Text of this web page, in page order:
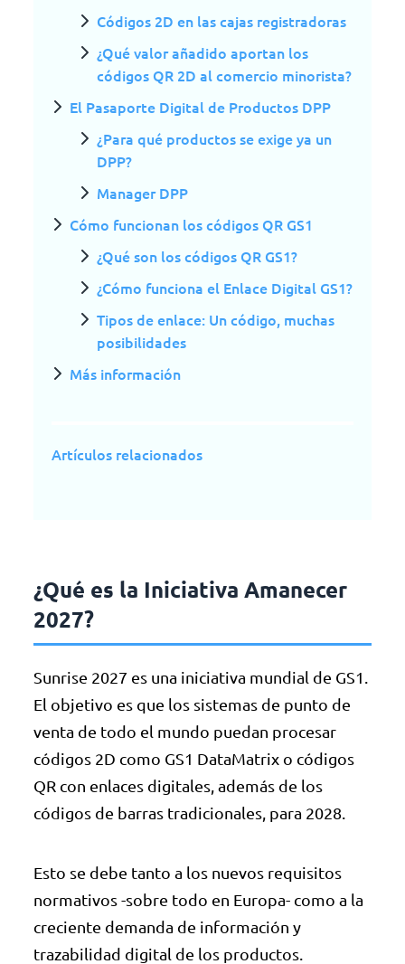
Códigos 2D en las cajas registradoras
¿Qué valor añadido aportan los
códigos QR 2D al comercio minorista?
El Pasaporte Digital de Productos DPP
¿Para qué productos se exige ya un
DPP?
Manager DPP
Cómo funcionan los códigos QR GS1
¿Qué son los códigos QR GS1?
¿Cómo funciona el Enlace Digital GS1?
Tipos de enlace: Un código, muchas
posibilidades
Más información
Artículos relacionados
¿Qué es la Iniciativa Amanecer
2027?
Sunrise 2027 es una iniciativa mundial de GS1.
El objetivo es que los sistemas de punto de
venta de todo el mundo puedan procesar
códigos 2D como GS1 DataMatrix o códigos
QR con enlaces digitales, además de los
códigos de barras tradicionales, para 2028.
Esto se debe tanto a los nuevos requisitos
normativos -sobre todo en Europa- como a la
creciente demanda de información y
trazabilidad digital de los productos.